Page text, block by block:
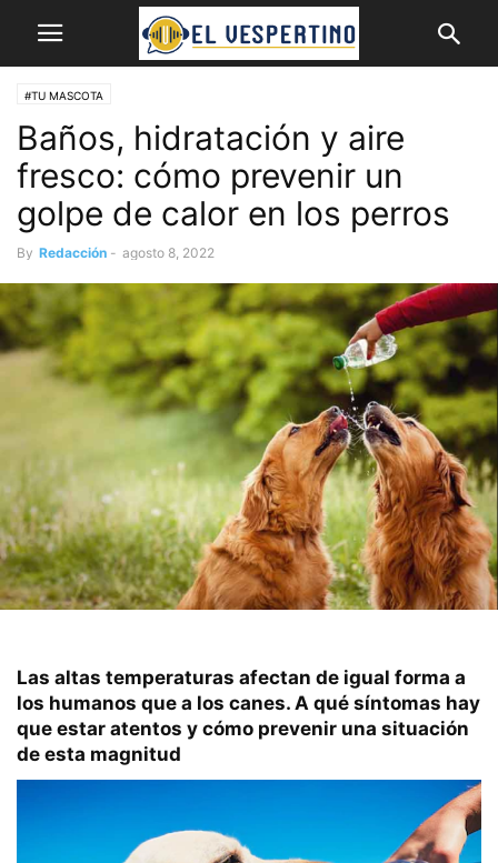
#TU MASCOTA
Baños, hidratación y aire
fresco: cómo prevenir un
golpe de calor en los perros
By Redacción - agosto 8, 2022
Las altas temperaturas afectan de igual forma a
los humanos que a los canes. A qué síntomas hay
que estar atentos y cómo prevenir una situación
de esta magnitud